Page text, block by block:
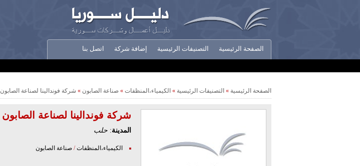
الصفحة الرئيسية التصنيفات الرئيسية إضافة شركة اتصل بنا
الصفحة الرئيسية » التصنيفات الرئيسية » الكيمياء،المنظفات » صناعة الصابون » شركة فوندالينا لصناعة الصابون
شركة فوندالينا لصناعة الصابون
المدينة: حلب
الكيمياء،المنظفات/ صناعة الصابون